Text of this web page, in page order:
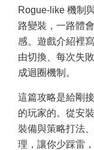
Rogue-like 機制
路變裝，一路體
感。遊戲介紹裡
由切換、每次失
成迴圈機制。
這篇攻略是給剛
的玩家的。從安
裝備與策略打法
理，讓你少踩雷